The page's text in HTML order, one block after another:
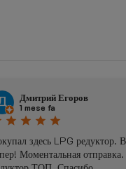
Все
Prima